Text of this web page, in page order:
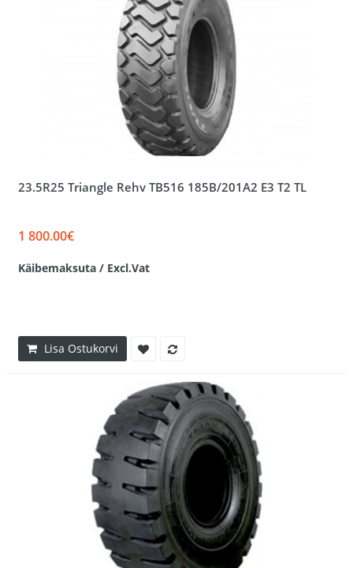
23.5R25 Triangle Rehv TB516 185B/201A2 E3 T2 TL
1 800.00€
Käibemaksuta / Excl.Vat
Lisa Ostukorvi